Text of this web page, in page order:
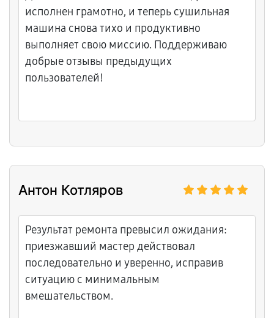
исполнен грамотно, и теперь сушильная
машина снова тихо и продуктивно
выполняет свою миссию. Поддерживаю
добрые отзывы предыдущих
пользователей!
Антон Котляров
Результат ремонта превысил ожидания:
приезжавший мастер действовал
последовательно и уверенно, исправив
ситуацию с минимальным
вмешательством.